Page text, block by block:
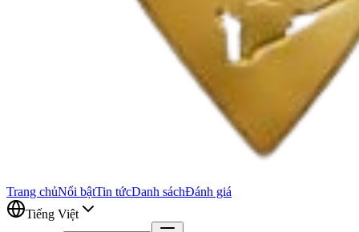
Trang chủNổi bậtTin tứcDanh sáchĐánh giá
Tiếng Việt